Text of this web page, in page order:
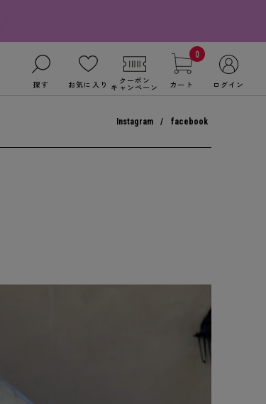
探す お気に入り クーポン
キャンペーン
0
カート ログイン
Instagram facebook